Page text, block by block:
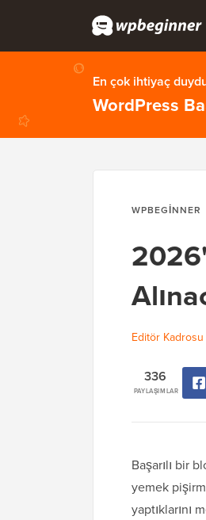
En çok ihtiyaç
WordPress
WPBEGINNER
Editör Kadrosu
PAYLAŞIMLAR
336
Başarılı bir
yemek
yaptıklarını